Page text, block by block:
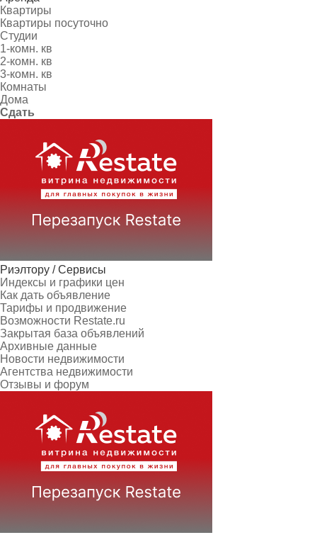
Квартиры
Квартиры посуточно
Студии
1-комн. кв
2-комн. кв
3-комн. кв
Комнаты
Дома
Сдать
Риэлтору / Сервисы
Индексы и графики цен
Как дать объявление
Тарифы и продвижение
Возможности Restate.ru
Закрытая база объявлений
Архивные данные
Новости недвижимости
Агентства недвижимости
Отзывы и форум